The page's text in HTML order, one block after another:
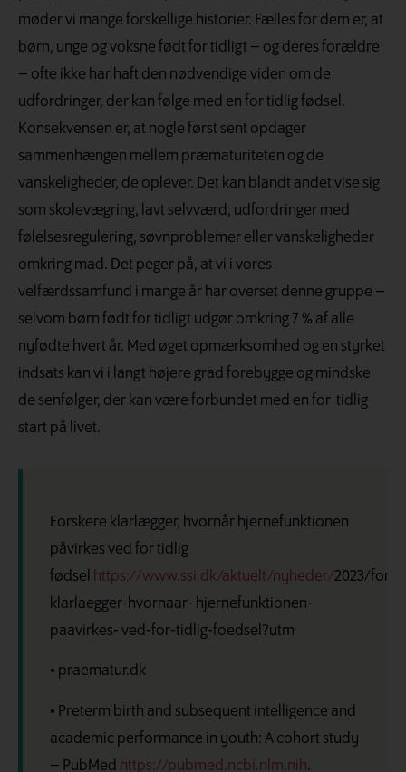
møder vi mange forskellige historier. Fælles for dem er, at
børn, unge og voksne født for tidligt – og deres forældre
– ofte ikke har haft den nødvendige viden om de
udfordringer, der kan følge med en for tidlig fødsel.
Konsekvensen er, at nogle først sent opdager
sammenhængen mellem præmaturiteten og de
vanskeligheder, de oplever. Det kan blandt andet vise sig
som skolevægring, lavt selvværd, udfordringer med
følelsesregulering, søvnproblemer eller vanskeligheder
omkring mad. Det peger på, at vi i vores
velfærdssamfund i mange år har overset denne gruppe –
selvom børn født for tidligt udgør omkring 7 % af alle
nyfødte hvert år. Med øget opmærksomhed og en styrket
indsats kan vi i langt højere grad forebygge og mindske
de senfølger, der kan være forbundet med en for tidlig
start på livet.
Forskere klarlægger, hvornår hjernefunktionen
påvirkes ved for tidlig
fødsel https://www.ssi.dk/aktuelt/nyheder/2023/
klarlaegger-hvornaar- hjernefunktionen-
paavirkes- ved-for-tidlig-foedsel?utm
• praematur.dk
• Preterm birth and subsequent intelligence and
academic performance in youth: A cohort study
– PubMed https://pubmed.ncbi.nlm.nih.